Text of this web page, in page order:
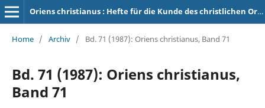
Oriens christianus : Hefte für die Kunde des christlichen Orients
Home / Archiv / Bd. 71 (1987): Oriens christianus, Band 71
Bd. 71 (1987): Oriens christianus,
Band 71